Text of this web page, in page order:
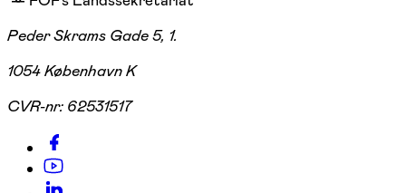
Peder Skrams Gade 5, 1.
1054 København K
CVR-nr: 62531517